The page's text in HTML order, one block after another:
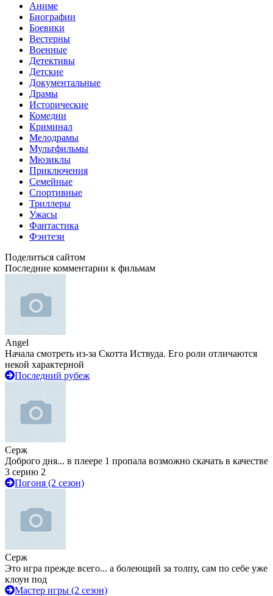
Аниме
Биографии
Боевики
Вестерны
Военные
Детективы
Детские
Документальные
Драмы
Исторические
Комедии
Криминал
Мелодрамы
Мультфильмы
Мюзиклы
Приключения
Семейные
Спортивные
Триллеры
Ужасы
Фантастика
Фэнтези
Поделиться сайтом
Последние комментарии к фильмам
Angel
Начала смотреть из-за Скотта Иствуда. Его роли отличаются
некой характерной
Последний рубеж
Серж
Доброго дня... в плеере 1 пропала возможно скачать в качестве
3 серию 2
Погоня (2 сезон)
Серж
Это игра прежде всего... а болеющий за толпу, сам по себе уже
клоун под
Мастер игры (2 сезон)